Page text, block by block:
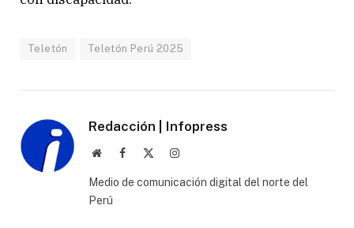
Teletón Teletón Perú 2025
Redacción | Infopress
WebsiteFacebook Instagram
Medio de comunicación digital del norte del
Perú